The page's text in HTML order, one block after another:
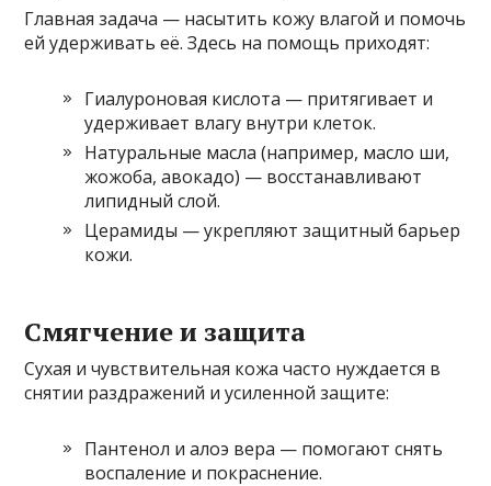
Главная задача — насытить кожу влагой и помочь
ей удерживать её. Здесь на помощь приходят:
Гиалуроновая кислота — притягивает и
удерживает влагу внутри клеток.
Натуральные масла (например, масло ши,
жожоба, авокадо) — восстанавливают
липидный слой.
Церамиды — укрепляют защитный барьер
кожи.
Смягчение и защита
Сухая и чувствительная кожа часто нуждается в
снятии раздражений и усиленной защите:
Пантенол и алоэ вера — помогают снять
воспаление и покраснение.